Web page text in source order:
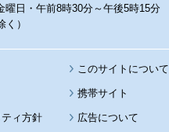
曜日・午前8時30分～午後5時15分
く）
このサイトについて
携帯サイト
ィ方針 広告について